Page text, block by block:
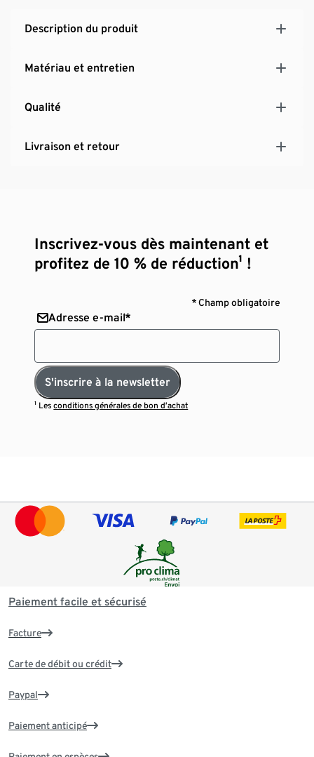
Description du produit
Matériau et entretien
Qualité
Livraison et retour
Inscrivez-vous dès maintenant et
profitez de 10 % de réduction¹ !
* Champ obligatoire
Adresse e-mail*
S'inscrire à la newsletter
¹ Lesconditions générales de bon d’achat
Paiement facile et sécurisé
Facture
Carte de débit ou crédit
Paypal
Paiement anticipé